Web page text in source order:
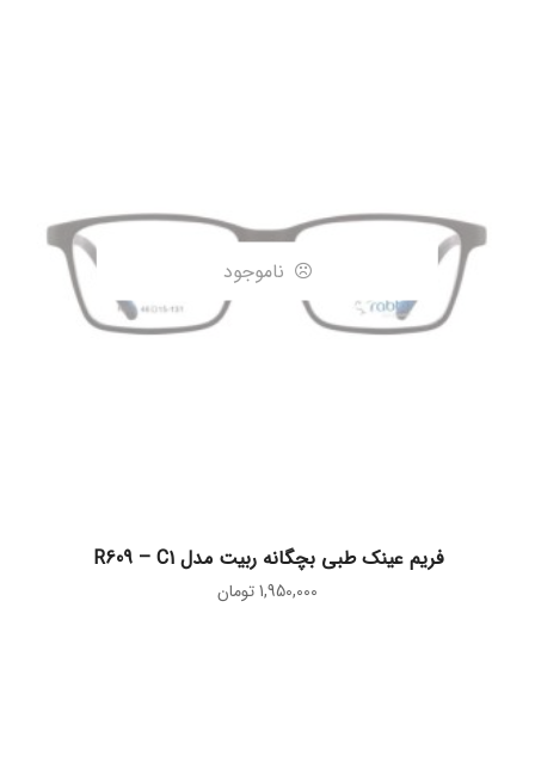
ناموجود
اطلاعات بیشتر
فریم عینک طبی بچگانه ربیت مدل R609 – C1
1,950,000تومان